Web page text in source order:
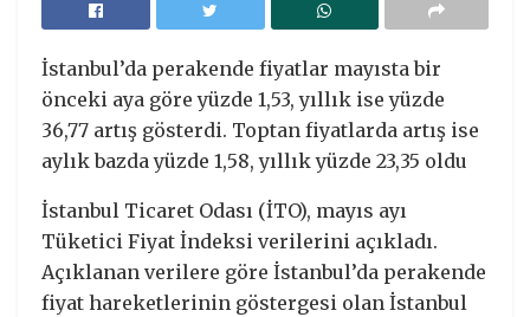
İstanbul’da perakende fiyatlar mayısta bir
önceki aya göre yüzde 1,53, yıllık ise yüzde
36,77 artış gösterdi. Toptan fiyatlarda artış ise
aylık bazda yüzde 1,58, yıllık yüzde 23,35 oldu
İstanbul Ticaret Odası (İTO), mayıs ayı
Tüketici Fiyat İndeksi verilerini açıkladı.
Açıklanan verilere göre İstanbul’da perakende
fiyat hareketlerinin göstergesi olan İstanbul